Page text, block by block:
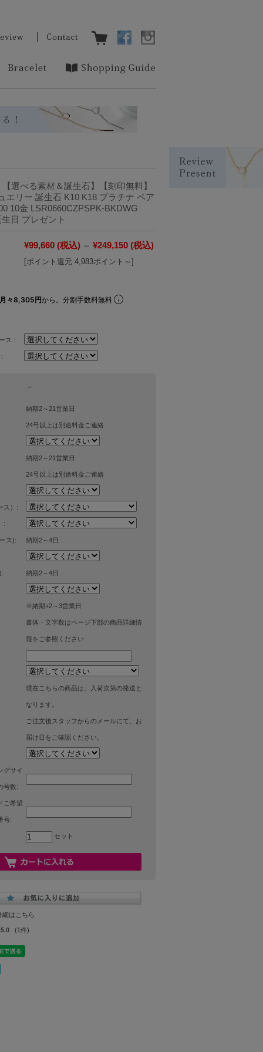
選べる素材＆誕生石】【刻印無料】
エリー 誕生石 K10 K18 プラチナ ペア
10金 LSR0660CZPSPK-BKDWG
日 プレゼント
¥99,660 (税込) ～ ¥249,150 (税込)
[ポイント還元 4,983ポイント～]
月々8,305円から。分割手数料無料
ス：
－
納期2～21営業日
24号以上は別途料金ご連絡
納期2～21営業日
24号以上は別途料金ご連絡
ス）:
:
ス): 納期2～4日
納期2～4日
※納期+2～3営業日
書体・文字数はページ下部の商品詳細情
報をご参照ください
現在こちらの商品は、入荷次第の発送と
なります。
ご注文後スタッフからのメールにて、お
届け日をご確認ください。
グサイ
号数:
ご希望
号:
セット
細はこちら
5.0 (1件)